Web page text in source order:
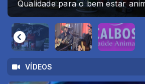
Qualidade para o bem estar
Hillbilly - do Country Rock à
VÍDEOS